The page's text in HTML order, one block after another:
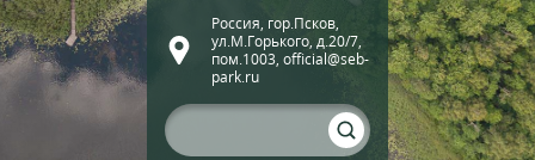
Россия, гор.Псков,
ул.М.Горького, д.20/7,
пом.1003, official@seb-
park.ru